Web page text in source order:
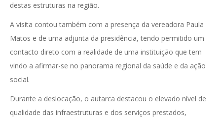
destas estruturas na região.
A visita contou também com a presença da vereadora Paula
Matos e de uma adjunta da presidência, tendo permitido um
contacto direto com a realidade de uma instituição que tem
vindo a afirmar-se no panorama regional da saúde e da ação
social.
Durante a deslocação, o autarca destacou o elevado nível de
qualidade das infraestruturas e dos serviços prestados,